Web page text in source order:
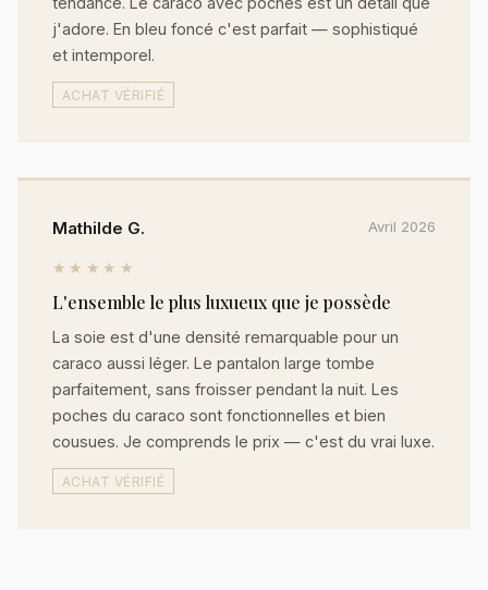
j'adore. En bleu foncé c'est parfait — sophistiqué
et intemporel.
ACHAT VÉRIFIÉ
Mathilde G. Avril 2026
★★★★★
L'ensemble le plus luxueux que je possède
La soie est d'une densité remarquable pour un
caraco aussi léger. Le pantalon large tombe
parfaitement, sans froisser pendant la nuit. Les
poches du caraco sont fonctionnelles et bien
cousues. Je comprends le prix — c'est du vrai luxe.
ACHAT VÉRIFIÉ